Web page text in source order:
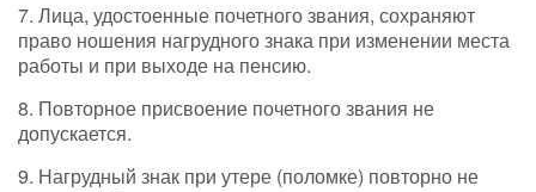
7. Лица, удостоенные почетного звания, сохраняют
право ношения нагрудного знака при изменении места
работы и при выходе на пенсию.
8. Повторное присвоение почетного звания не
допускается.
9. Нагрудный знак при утере (поломке) повторно не